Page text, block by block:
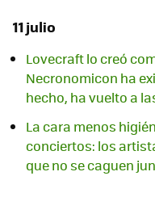
11 julio
Lovecraft lo creó
Necronomicon ha
hecho, ha vuelto a
La cara menos
conciertos: los
que no se caguen